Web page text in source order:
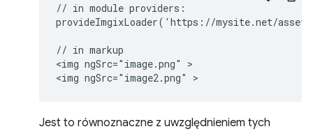
// in module providers:
provideImgixLoader('https://mysite.net/
// in markup
<img ngSrc="image.png" >
Jest to równoznaczne z uwzględnieniem tych